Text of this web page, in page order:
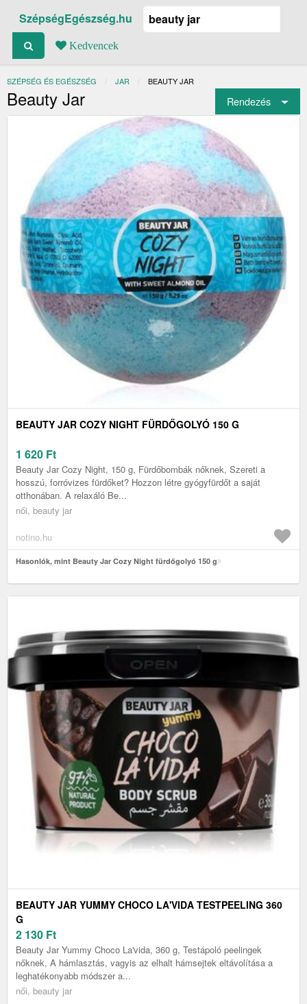
SzépségEgészség.hu
Kedvencek
SZÉPSÉG ÉS EGÉSZSÉG JAR JELENLEGI:
BEAUTY JAR
Beauty Jar Rendezés
BEAUTY JAR COZY NIGHT FÜRDŐGOLYÓ 150 G
1 620 Ft
Beauty Jar Cozy Night, 150 g, Fürdőbombák nőknek, Szereti a
hosszú, forróvizes fürdőket? Hozzon létre gyógyfürdőt a saját
otthonában. A relaxáló Be...
női, beauty jar
notino.hu
Hasonlók, mint Beauty Jar Cozy Night fürdőgolyó 150 g
BEAUTY JAR YUMMY CHOCO LA'VIDA TESTPEELING 360
G
2 130 Ft
Beauty Jar Yummy Choco La'vida, 360 g, Testápoló peelingek
nőknek, A hámlasztás, vagyis az elhalt hámsejtek eltávolítása a
leghatékonyabb módszer a...
női, beauty jar